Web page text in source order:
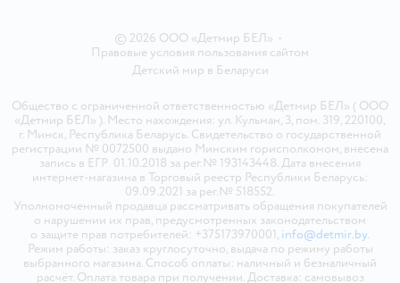
© 2026 ООО «Детмир БЕЛ» •
Правовые условия пользования сайтом
Детский мир в Беларуси
Общество с ограниченной ответственностью «Детмир БЕЛ» ( ООО
«Детмир БЕЛ» ). Место нахождения: ул. Кульман, 3, пом. 319, 220100,
г. Минск, Республика Беларусь. Свидетельство о государственной
регистрации № 0072500 выдано Минским горисполкомом, внесена
запись в ЕГР 01.10.2018 за рег.№ 193143448. Дата внесения
интернет-магазина в Торговый реестр Республики Беларусь:
09.09.2021 за рег.№ 518552.
Уполномоченный продавца рассматривать обращения покупателей
о нарушении их прав, предусмотренных законодательством
о защите прав потребителей: +375173970001, info@detmir.by.
Режим работы: заказ круглосуточно, выдача по режиму работы
выбранного магазина. Способ оплаты: наличный и безналичный
расчёт. Оплата товара при получении. Доставка: самовывоз